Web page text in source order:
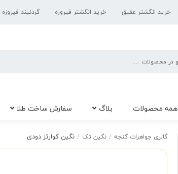
خرید انگشتر عقیق خرید انگشتر فیروزه گردنبند فیروزه
همه محصولات بلاگ سفارش ساخت طلا
گالری جواهرات گنجه / نگین تک / نگین کوارتز دودی